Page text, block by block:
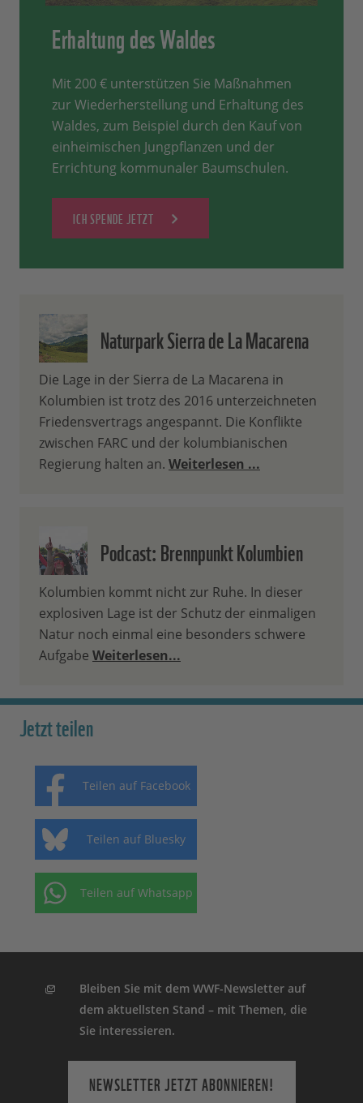
Erhaltung des Waldes
Mit 200 € unterstützen Sie Maßnahmen
zur Wiederherstellung und Erhaltung des
Waldes, zum Beispiel durch den Kauf von
einheimischen Jungpflanzen und der
Errichtung kommunaler Baumschulen.
ICH SPENDE JETZT
Naturpark Sierra de La Macarena
Die Lage in der Sierra de La Macarena in
Kolumbien ist trotz des 2016 unterzeichneten
Friedensvertrags angespannt. Die Konflikte
zwischen FARC und der kolumbianischen
Regierung halten an. Weiterlesen ...
Podcast: Brennpunkt Kolumbien
Kolumbien kommt nicht zur Ruhe. In dieser
explosiven Lage ist der Schutz der einmaligen
Natur noch einmal eine besonders schwere
Aufgabe Weiterlesen...
Jetzt teilen
Teilen auf Facebook
Teilen auf Bluesky
Teilen auf Whatsapp
Bleiben Sie mit dem WWF-Newsletter auf
dem aktuellsten Stand – mit Themen, die
Sie interessieren.
NEWSLETTER JETZT ABONNIEREN!